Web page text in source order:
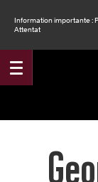
Information importante :
Attentat
Accueil